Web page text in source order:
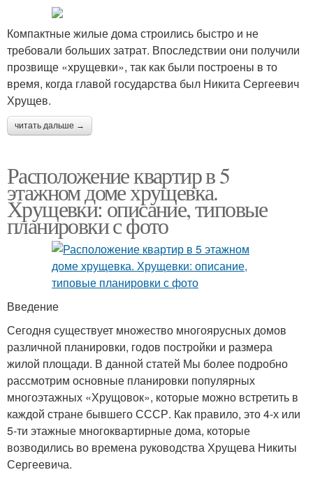
Компактные жилые дома строились быстро и не
требовали больших затрат. Впоследствии они получили
прозвище «хрущевки», так как были построены в то
время, когда главой государства был Никита Сергеевич
Хрущев.
читать дальше →
Расположение квартир в 5
этажном доме хрущевка.
Хрущевки: описание, типовые
планировки с фото
Введение
Сегодня существует множество многоярусных домов
различной планировки, годов постройки и размера
жилой площади. В данной статей Мы более подробно
рассмотрим основные планировки популярных
многоэтажных «Хрущовок», которые можно встретить в
каждой стране бывшего СССР. Как правило, это 4-х или
5-ти этажные многоквартирные дома, которые
возводились во времена руководства Хрущева Никиты
Сергеевича.